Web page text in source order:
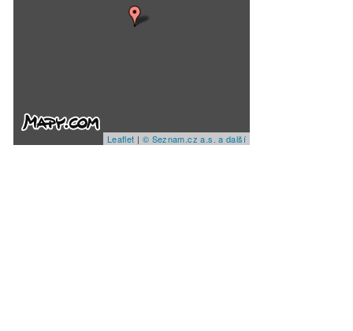
Leaflet | © Seznam.cz a.s. a další